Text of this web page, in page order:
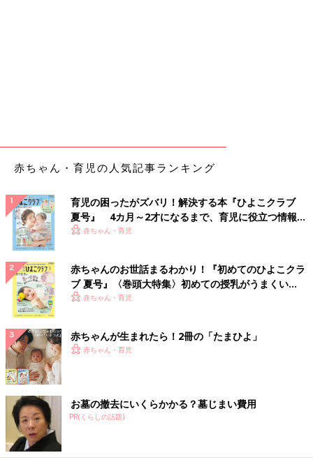
赤ちゃん・育児の人気記事ランキング
育児の困ったがズバリ！解決する本『ひよこクラブ
夏号』 4カ月～2才になるまで、育児に役立つ情報が
いっぱい！
赤ちゃん・育児
赤ちゃんのお世話まるわかり！『初めてのひよこクラ
ブ 夏号』〈巻頭大特集〉初めての授乳がうまくい
く！ おっぱい・ミルクの基本と夏のトラブル 解決テ
赤ちゃん・育児
赤ちゃんが生まれたら！2冊の「たまひよ」
赤ちゃん・育児
お墓の撤去にいくらかかる？墓じまい費用
PR(くらしの話題)